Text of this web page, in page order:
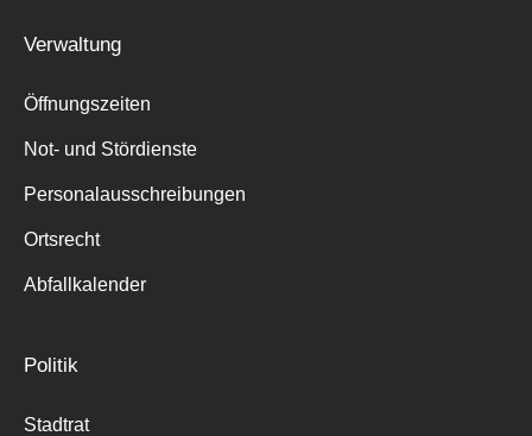
Verwaltung
Öffnungszeiten
Not- und Stördienste
Personalausschreibungen
Ortsrecht
Abfallkalender
Politik
Stadtrat